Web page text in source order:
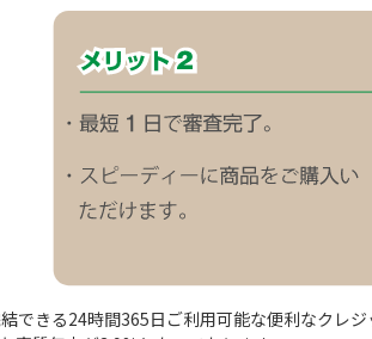
できる24時間365日ご利用可能な便利なクレ